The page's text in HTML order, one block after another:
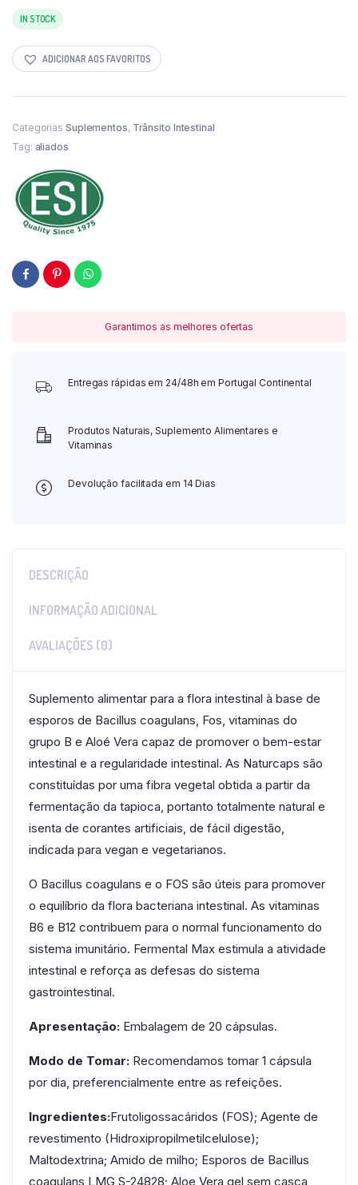
IN STOCK
ADICIONAR AOS FAVORITOS
Categorias Suplementos, Trânsito Intestinal
Tag: aliados
Garantimos as melhores ofertas
Entregas rápidas em 24/48h em Portugal Continental
Produtos Naturais, Suplemento Alimentares e
Vitaminas
Devolução facilitada em 14 Dias
DESCRIÇÃO
INFORMAÇÃO ADICIONAL
AVALIAÇÕES (0)
Suplemento alimentar para a flora intestinal à base de
esporos de Bacillus coagulans, Fos, vitaminas do
grupo B e Aloé Vera capaz de promover o bem-estar
intestinal e a regularidade intestinal. As Naturcaps são
constituídas por uma fibra vegetal obtida a partir da
fermentação da tapioca, portanto totalmente natural e
isenta de corantes artificiais, de fácil digestão,
indicada para vegan e vegetarianos.
O Bacillus coagulans e o FOS são úteis para promover
o equilíbrio da flora bacteriana intestinal. As vitaminas
B6 e B12 contribuem para o normal funcionamento do
sistema imunitário. Fermental Max estimula a atividade
intestinal e reforça as defesas do sistema
gastrointestinal.
Apresentação: Embalagem de 20 cápsulas.
Modo de Tomar: Recomendamos tomar 1 cápsula
por dia, preferencialmente entre as refeições.
Ingredientes:Frutoligossacáridos (FOS); Agente de
revestimento (Hidroxipropilmetilcelulose);
Maltodextrina; Amido de milho; Esporos de Bacillus
coagulans LMG S-24828; Aloe Vera gel sem casca